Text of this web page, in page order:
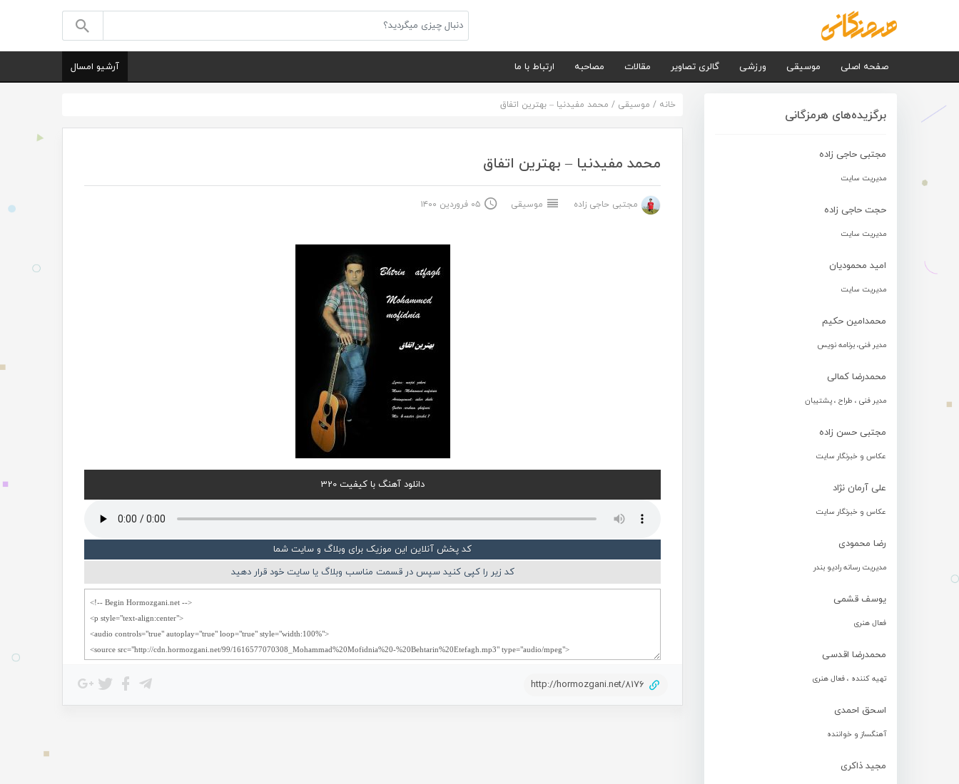
صفحه اصلی موسیقی ورزشی گالری تصاویر مقالات مصاحبه ارتباط با ما آرشیو امسال
برگزیده‌های هرمزگانی
مجتبی حاجی زاده
مدیریت سایت
حجت حاجی زاده
مدیریت سایت
امید محمودیان
مدیریت سایت
محمدامین حکیم
مدیر فنی، برنامه نویس
محمدرضا کمالی
مدیر فنی ، طراح ، پشتیبان
مجتبی حسن زاده
عکاس و خبرنگار سایت
علی آرمان نژاد
عکاس و خبرنگار سایت
رضا محمودی
مدیریت رسانه رادیو بندر
یوسف قشمی
فعال هنری
محمدرضا اقدسی
تهیه کننده ، فعال هنری
اسحق احمدی
آهنگساز و خواننده
مجید ذاکری
خانه / موسیقی / محمد مفیدنیا – بهترین اتفاق
محمد مفیدنیا – بهترین اتفاق
مجتبی حاجی زاده موسیقی ۰۵ فروردین ۱۴۰۰
دانلود آهنگ با کیفیت 320
کد پخش آنلاین این موزیک برای وبلاگ و سایت شما
کد زیر را کپی کنید سپس در قسمت مناسب وبلاگ یا سایت خود قرار دهید
http://hormozgani.net/8176